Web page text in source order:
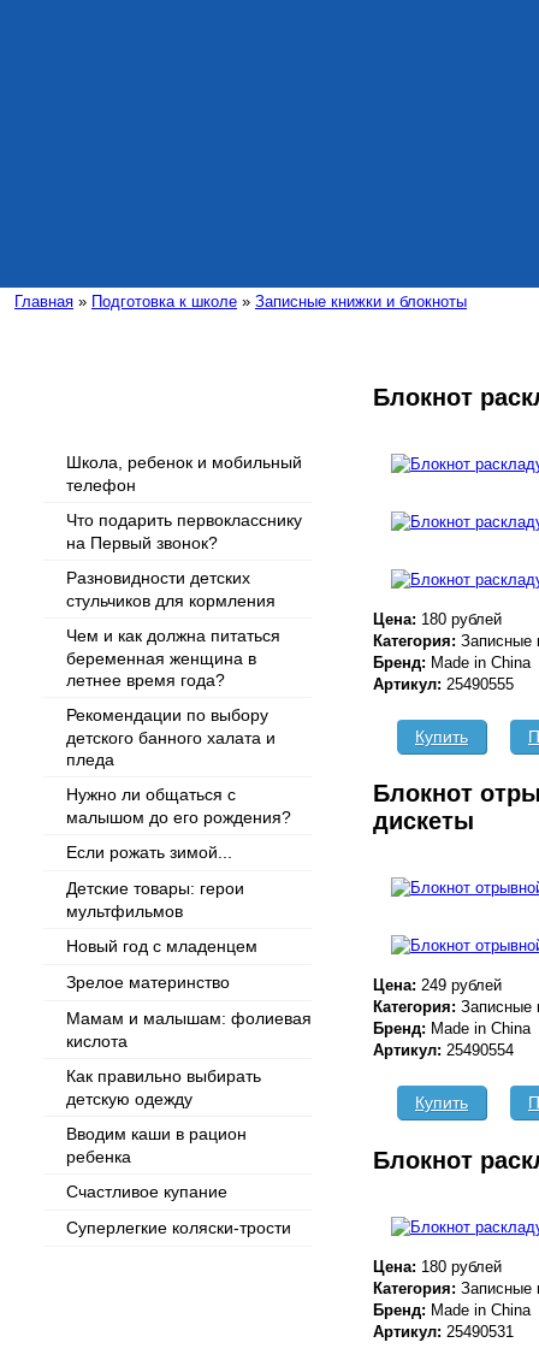
Главная » Подготовка к школе » Записные книжки и блокноты
Школа, ребенок и мобильный
телефон
Что подарить первокласснику
на Первый звонок?
Разновидности детских
стульчиков для кормления
Чем и как должна питаться
беременная женщина в
летнее время года?
Рекомендации по выбору
детского банного халата и
пледа
Нужно ли общаться с
малышом до его рождения?
Если рожать зимой...
Детские товары: герои
мультфильмов
Новый год с младенцем
Зрелое материнство
Мамам и малышам: фолиевая
кислота
Как правильно выбирать
детскую одежду
Вводим каши в рацион
ребенка
Счастливое купание
Суперлегкие коляски-трости
Блокнот
Цена: 180 рублей
Категория: Записные
Бренд: Made in China
Артикул: 25490555
Купить
Блокнот
дискеты
Цена: 249 рублей
Категория: Записные
Бренд: Made in China
Артикул: 25490554
Купить
Блокнот
Цена: 180 рублей
Категория: Записные
Бренд: Made in China
Артикул: 25490531